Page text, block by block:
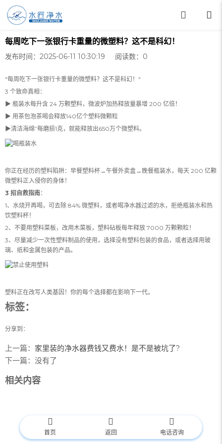
每周吃下一张银行卡重量的微塑料？这不是科幻！
发布时间：2025-06-11 10:30:19 阅读数： 0
"每周吃下一张银行卡重量的微塑料？这不是科幻！"
3 个致命真相：
▶ 瓶装水每升含 24 万颗塑料，微波炉加热释放量暴增 200 亿倍！
▶ 用茶包泡茶喝会释放140亿个塑料微颗粒
▶清洁海绵”每磨损1克，就能释放出650万个微塑料。
你正在经历的塑料陷阱：早餐塑料杯→午餐外卖盒→晚餐瓶装水，每天 200 亿颗
微塑料正入侵你的身体！
3 招自救指南：
1、水烧开再喝，可去除 84% 微塑料，或者喝净水器过滤的水，拒绝瓶装水和热
饮塑料杯！
2、不要用塑料菜板，改用木菜板，塑料砧板每年释放 7000 万颗颗粒！
3、尽量减少一次性塑料制品的使用，选择没有塑料包装的食品，或者选择用玻
璃、纸和金属包装的产品。
塑料正在改写人类基因！你的每个选择都在影响下一代。
标签：
分享到：
上一篇： 家里装的净水器费钱又费水！是不是被坑了?
下一篇： 没有了
相关内容
首页 返回 电话咨询